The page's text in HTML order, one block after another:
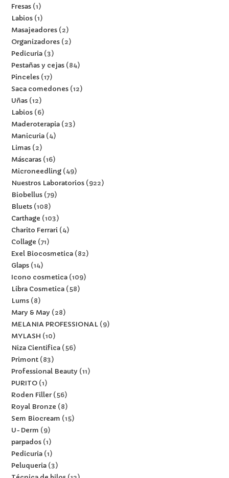
Fresas 1
Labios 1
Masajeadores 2
Organizadores 2
Pedicuria 3
Pestañas y cejas 84
Pinceles 17
Saca comedones 12
Uñas 12
Labios 6
Maderoterapia 23
Manicuria 4
Limas 2
Máscaras 16
Microneedling 49
Nuestros Laboratorios 922
Biobellus 79
Bluets 108
Carthage
103
Charito Ferrari 4
Collage
71
Exel Biocosmetica 82
Glaps 14
Icono cosmetica 109
Libra Cosmetica 58
Lums 8
Mary & May
28
MELANIA PROFESSIONAL 9
MYLASH
10
Niza Cientifica 56
Primont 83
Professional Beauty
11
PURITO 1
Roden Filler 56
Royal Bronze
8
Sem Biocream
15
U-Derm
9
parpados 1
Pedicuria 1
Peluqueria 3